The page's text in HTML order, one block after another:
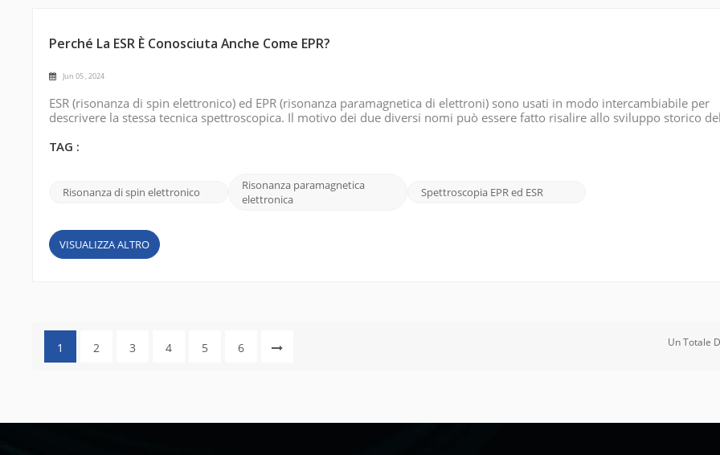
Perché La ESR È Conosciuta Anche Come EPR?
Jun 05 , 2024
ESR (risonanza di spin elettronico) ed EPR (risonanza paramagnetica di elettroni) sono usati in modo intercambiabile per
descrivere la stessa tecnica spettroscopica. Il motivo dei due diversi nomi può essere fatto risalire allo sviluppo storico
elettronico . È st...
TAG :
Risonanza di spin elettronico
Risonanza paramagnetica
elettronica
Spettroscopia EPR ed ESR
VISUALIZZA ALTRO
1 2 3 4 5 6 Un Totale